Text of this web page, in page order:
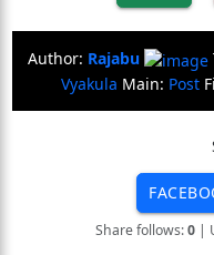
Author: Rajabu
Vyakula Main: Post
Share follows:0|